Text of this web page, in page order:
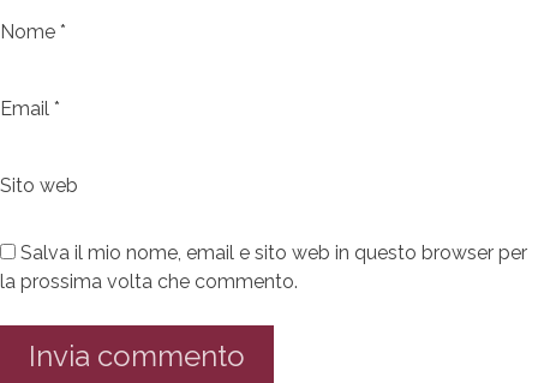
Nome *
Email *
Sito web
Salva il mio nome, email e sito web in questo browser per
la prossima volta che commento.